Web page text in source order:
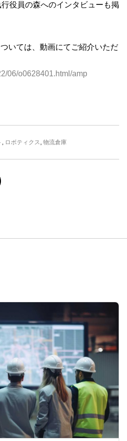
役員の森へのインタビューも掲
いては、動画にてご紹介いただ
06/o0628401.html/amp
, ロボティクス, 物流倉庫